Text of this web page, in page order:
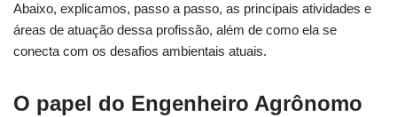
Abaixo, explicamos, passo a passo, as principais atividades e
áreas de atuação dessa profissão, além de como ela se
conecta com os desafios ambientais atuais.
O papel do Engenheiro Agrônomo